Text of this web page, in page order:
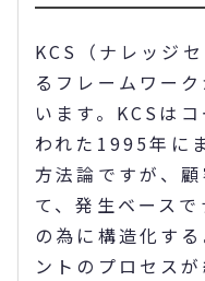
KCS（ナレッジ
るフレームワー
います。KCSは
われた1995年に
方法論ですが、
て、発生ベース
の為に構造化す
ントのプロセス